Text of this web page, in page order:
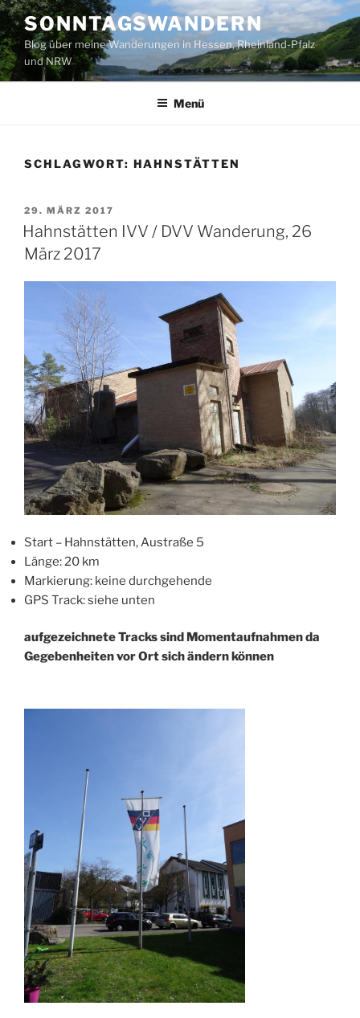
Zum
Inhalt
springen
SONNTAGSWANDERN
Blog über meine Wanderungen in Hessen, Rheinland-Pfalz
und NRW
Menü
SCHLAGWORT: HAHNSTÄTTEN
VERÖFFENTLICHT
AM
29. MÄRZ 2017
Hahnstätten IVV / DVV Wanderung, 26
März 2017
Start – Hahnstätten, Austraße 5
Länge: 20 km
Markierung: keine durchgehende
GPS Track: siehe unten
aufgezeichnete Tracks sind Momentaufnahmen da
Gegebenheiten vor Ort sich ändern können